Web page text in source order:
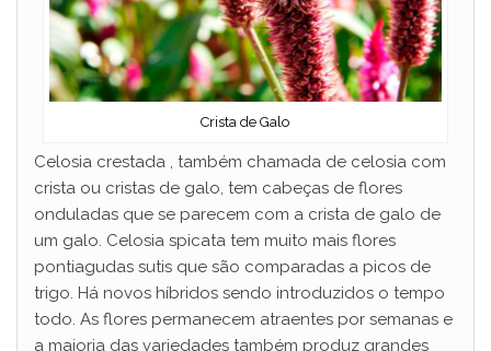
Crista de Galo
Celosia crestada , também chamada de celosia com
crista ou cristas de galo, tem cabeças de flores
onduladas que se parecem com a crista de galo de
um galo. Celosia spicata tem muito mais flores
pontiagudas sutis que são comparadas a picos de
trigo. Há novos híbridos sendo introduzidos o tempo
todo. As flores permanecem atraentes por semanas e
a maioria das variedades também produz grandes